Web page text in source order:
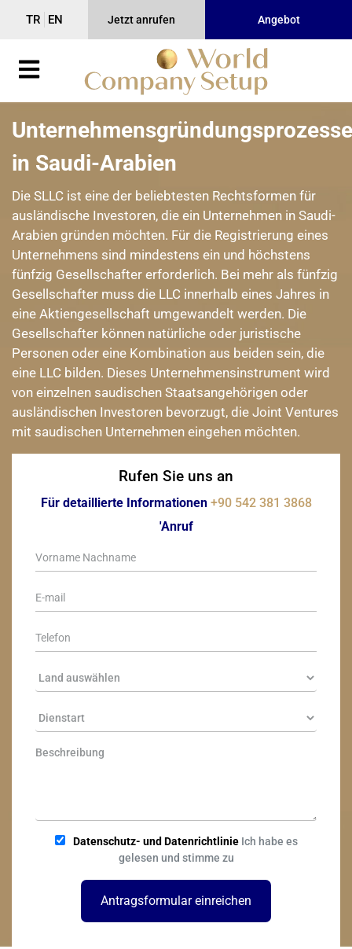
TR EN Jetzt anrufen Angebot
Unternehmensgründungsprozesse
in Saudi-Arabien
Die SLLC ist eine der beliebtesten Rechtsformen für
ausländische Investoren, die ein Unternehmen in Saudi-
Arabien gründen möchten. Für die Registrierung eines
Unternehmens sind mindestens ein und höchstens
fünfzig Gesellschafter erforderlich. Bei mehr als fünfzig
Gesellschafter muss die LLC innerhalb eines Jahres in
eine Aktiengesellschaft umgewandelt werden. Die
Gesellschafter können natürliche oder juristische
Personen oder eine Kombination aus beiden sein, die
eine LLC bilden. Dieses Unternehmensinstrument wird
von einzelnen saudischen Staatsangehörigen oder
ausländischen Investoren bevorzugt, die Joint Ventures
mit saudischen Unternehmen eingehen möchten.
Rufen Sie uns an
Für detaillierte Informationen +90 542 381 3868
'Anruf
Datenschutz- und DatenrichtlinieIch habe es
gelesen und stimme zu
Antragsformular einreichen